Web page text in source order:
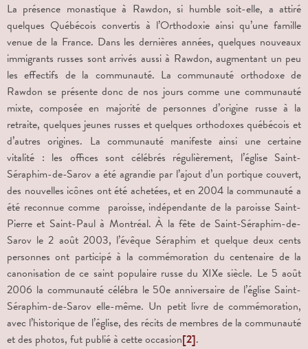
La présence monastique à Rawdon, si humble soit-elle, a attiré
quelques Québécois convertis à l’Orthodoxie ainsi qu’une famille
venue de la France. Dans les dernières années, quelques nouveaux
immigrants russes sont arrivés aussi à Rawdon, augmentant un peu
les effectifs de la communauté. La communauté orthodoxe de
Rawdon se présente donc de nos jours comme une communauté
mixte, composée en majorité de personnes d’origine russe à la
retraite, quelques jeunes russes et quelques orthodoxes québécois et
d’autres origines. La communauté manifeste ainsi une certaine
vitalité : les offices sont célébrés régulièrement, l’église Saint-
Séraphim-de-Sarov a été agrandie par l’ajout d’un portique couvert,
des nouvelles icônes ont été achetées, et en 2004 la communauté a
été reconnue comme paroisse, indépendante de la paroisse Saint-
Pierre et Saint-Paul à Montréal. À la fête de Saint-Séraphim-de-
Sarov le 2 août 2003, l’évêque Séraphim et quelque deux cents
personnes ont participé à la commémoration du centenaire de la
canonisation de ce saint populaire russe du XIXe siècle. Le 5 août
2006 la communauté célébra le 50e anniversaire de l’église Saint-
Séraphim-de-Sarov elle-même. Un petit livre de commémoration,
avec l’historique de l’église, des récits de membres de la communauté
et des photos, fut publié à cette occasion[2].